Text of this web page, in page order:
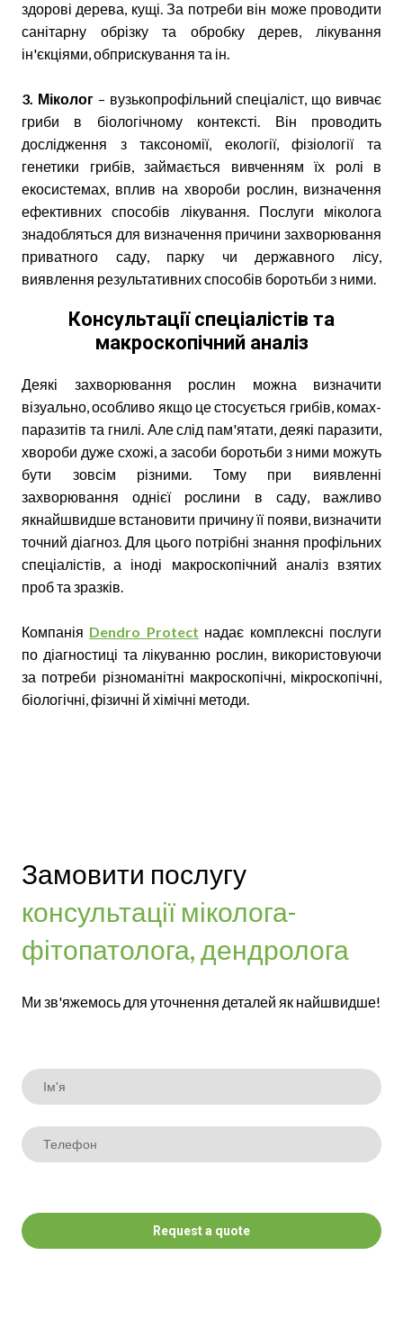
здорові дерева, кущі. За потреби він може проводити
санітарну обрізку та обробку дерев, лікування
ін'єкціями, обприскування та ін.
3. Міколог– вузькопрофільний спеціаліст, що вивчає
гриби в біологічному контексті. Він проводить
дослідження з таксономії, екології, фізіології та
генетики грибів, займається вивченням їх ролі в
екосистемах, вплив на хвороби рослин, визначення
ефективних способів лікування. Послуги міколога
знадобляться для визначення причини захворювання
приватного саду, парку чи державного лісу,
виявлення результативних способів боротьби з ними.
Консультації спеціалістів та
макроскопічний аналіз
Деякі захворювання рослин можна визначити
візуально, особливо якщо це стосується грибів, комах-
паразитів та гнилі. Але слід пам'ятати, деякі паразити,
хвороби дуже схожі, а засоби боротьби з ними можуть
бути зовсім різними. Тому при виявленні
захворювання однієї рослини в саду, важливо
якнайшвидше встановити причину її появи, визначити
точний діагноз. Для цього потрібні знання профільних
спеціалістів, а іноді макроскопічний аналіз взятих
проб та зразків.
Компанія Dendro Protect надає комплексні послуги
по діагностиці та лікуванню рослин, використовуючи
за потреби різноманітні макроскопічні, мікроскопічні,
біологічні, фізичні й хімічні методи.
Замовити послугу
консультації міколога-
фітопатолога, дендролога
Ми зв'яжемось для уточнення деталей як найшвидше!
Request a quote